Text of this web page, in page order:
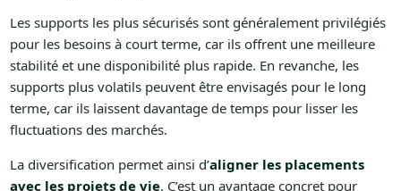
Les supports les plus sécurisés sont généralement privilégiés
pour les besoins à court terme, car ils offrent une meilleure
stabilité et une disponibilité plus rapide. En revanche, les
supports plus volatils peuvent être envisagés pour le long
terme, car ils laissent davantage de temps pour lisser les
fluctuations des marchés.
La diversification permet ainsi d’aligner les placements
avec les projets de vie. C’est un avantage concret pour